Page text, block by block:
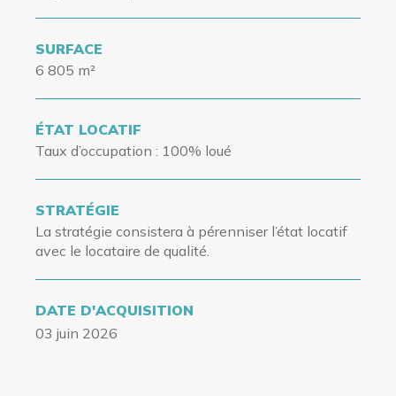
SURFACE
6 805 m²
ÉTAT LOCATIF
Taux d’occupation: 100% loué
STRATÉGIE
La stratégie consistera à pérenniser l’état locatif
avec le locataire de qualité.
DATE D'ACQUISITION
03 juin 2026